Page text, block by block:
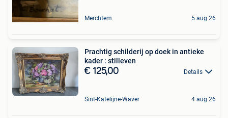
Merchtem 5 aug 26
Prachtig schilderij op doek in antieke
kader : stilleven
€ 125,00 Details
Sint-Katelijne-Waver 4 aug 26